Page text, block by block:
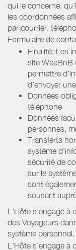
qui le concerne,
les coordonnées
par courrier,
Formulaire de
Finalité: Les
site WeeBnB
permettre
d’envoyer
Données
téléphone
Données
personnes,
Transferts
système
sécurité de
sur le
sont
souscrit
L’Hôte s’engage
des Voyageurs
système personnel.
L’Hôte s’engage